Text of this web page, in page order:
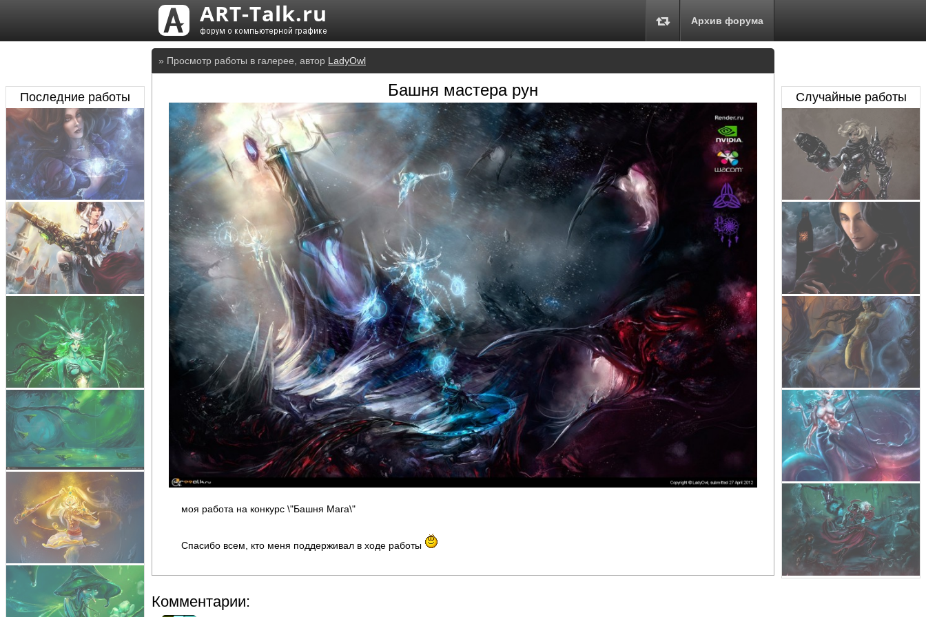
Архив форума
» Просмотр работы в галерее, автор LadyOwl
Башня мастера рун
моя работа на конкурс \"Башня Мага\"
Спасибо всем, кто меня поддерживал в ходе работы
Комментарии:
Последние работы Случайные работы